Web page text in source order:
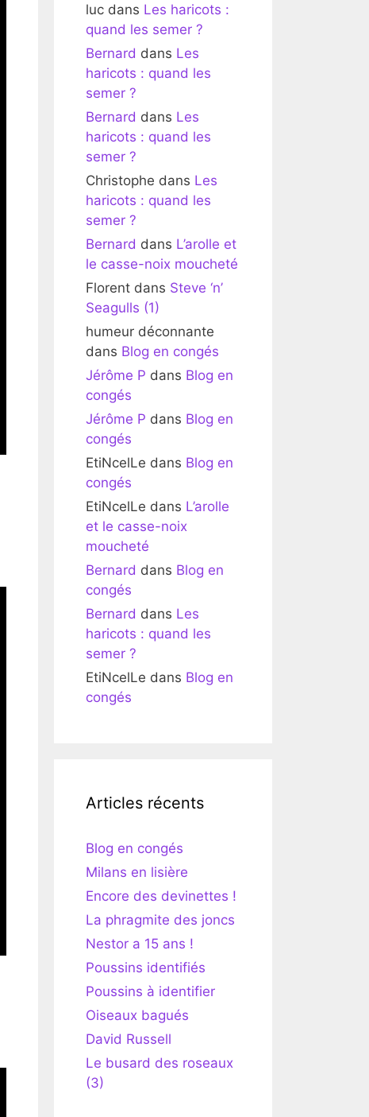
luc dans Les haricots :
quand les semer ?
Bernard dans Les
haricots : quand les
semer ?
Bernard dans Les
haricots : quand les
semer ?
Christophe dans Les
haricots : quand les
semer ?
Bernard dans L’arolle et
le casse-noix moucheté
Florent dans Steve ‘n’
Seagulls (1)
humeur déconnante
dans Blog en congés
Jérôme P dans Blog en
congés
Jérôme P dans Blog en
congés
EtiNcelLe dans Blog en
congés
EtiNcelLe dans L’arolle
et le casse-noix
moucheté
Bernard dans Blog en
congés
Bernard dans Les
haricots : quand les
semer ?
EtiNcelLe dans Blog en
congés
Articles récents
Blog en congés
Milans en lisière
Encore des devinettes !
La phragmite des joncs
Nestor a 15 ans !
Poussins identifiés
Poussins à identifier
Oiseaux bagués
David Russell
Le busard des roseaux
(3)